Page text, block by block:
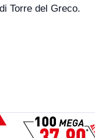
Torre del Greco.